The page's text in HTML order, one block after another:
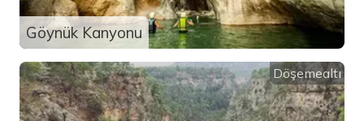
Göynük Kanyonu
Döşemealtı